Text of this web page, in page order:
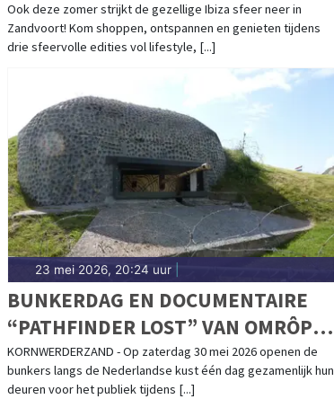
Ook deze zomer strijkt de gezellige Ibiza sfeer neer in
Zandvoort! Kom shoppen, ontspannen en genieten tijdens
drie sfeervolle edities vol lifestyle, [...]
23 mei 2026, 20:24 uur|
BUNKERDAG EN DOCUMENTAIRE
“PATHFINDER LOST” VAN OMRÔP
FRYSLÂN IN HET
KAZEMATTENMUSEUM
KORNWERDERZAND - Op zaterdag 30 mei 2026 openen de
bunkers langs de Nederlandse kust één dag gezamenlijk hun
deuren voor het publiek tijdens [...]